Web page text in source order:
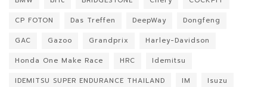
CP FOTON
Das Treffen DeepWay
Dongfeng
GAC
Gazoo Grandprix
Harley-Davidson
Honda One Make Race
HRC
Idemitsu
IDEMITSU SUPER ENDURANCE THAILAND
IM
Isuzu